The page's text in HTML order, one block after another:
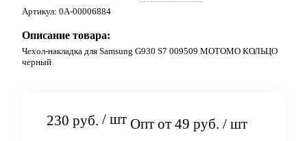
Артикул: 0А-00006884
Описание товара:
Чехол-накладка для Samsung G930 S7 009509 MOTOMO КОЛЬЦО
черный
230 руб. / шт Опт от 49 руб. / шт